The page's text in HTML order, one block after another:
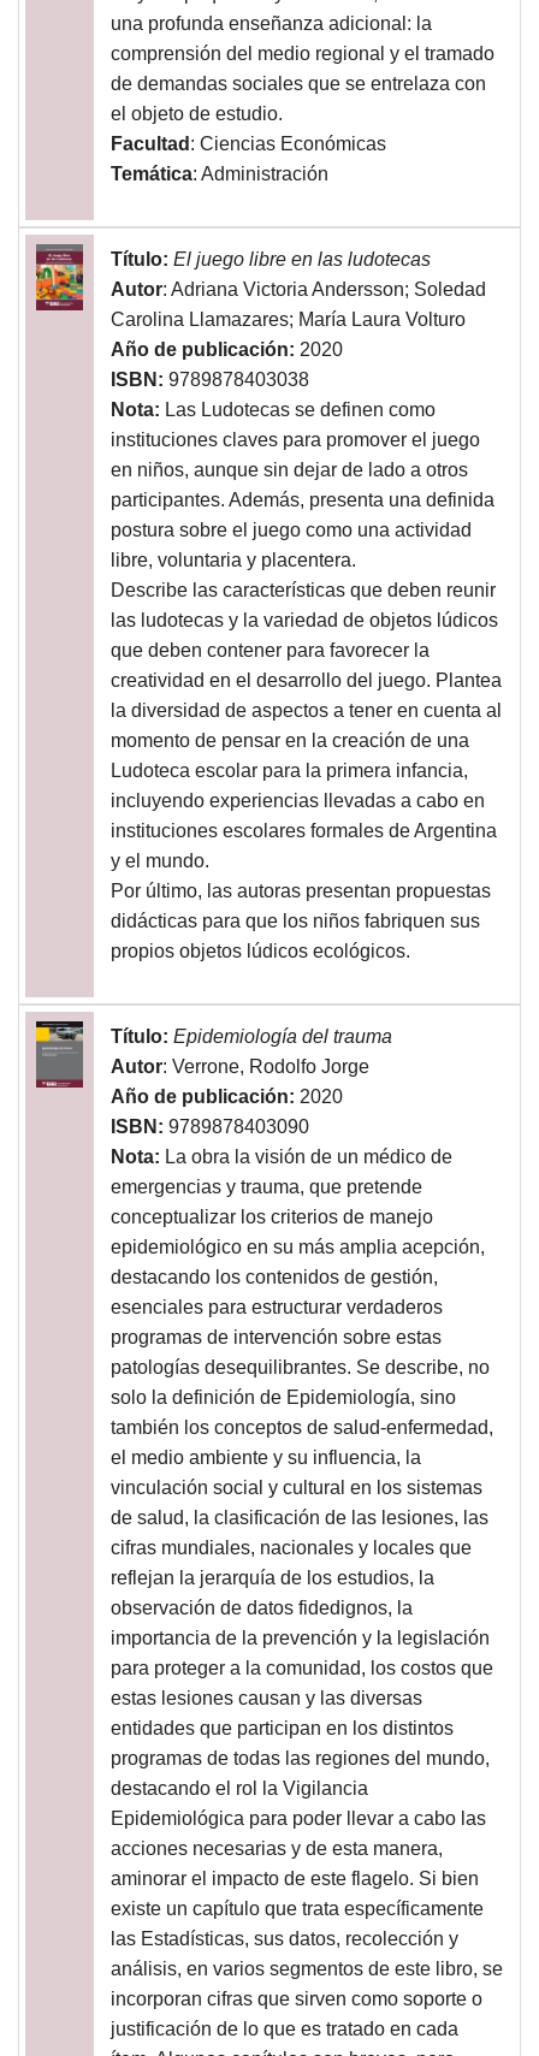
una profunda enseñanza adicional: la
comprensión del medio regional y el tramado
de demandas sociales que se entrelaza con
el objeto de estudio.
Facultad : Ciencias Económicas
Temática: Administración
Título: El juego libre en las ludotecas
Autor: Adriana Victoria Andersson; Soledad
Carolina Llamazares; María Laura Volturo
Año de publicación: 2020
ISBN: 9789878403038
Nota: Las Ludotecas se definen como
instituciones claves para promover el juego
en niños, aunque sin dejar de lado a otros
participantes. Además, presenta una definida
postura sobre el juego como una actividad
libre, voluntaria y placentera.
Describe las características que deben reunir
las ludotecas y la variedad de objetos lúdicos
que deben contener para favorecer la
creatividad en el desarrollo del juego. Plantea
la diversidad de aspectos a tener en cuenta al
momento de pensar en la creación de una
Ludoteca escolar para la primera infancia,
incluyendo experiencias llevadas a cabo en
instituciones escolares formales de Argentina
y el mundo.
Por último, las autoras presentan propuestas
didácticas para que los niños fabriquen sus
propios objetos lúdicos ecológicos.
Título: Epidemiología del trauma
Autor: Verrone, Rodolfo Jorge
Año de publicación: 2020
ISBN: 9789878403090
Nota: La obra la visión de un médico de
emergencias y trauma, que pretende
conceptualizar los criterios de manejo
epidemiológico en su más amplia acepción,
destacando los contenidos de gestión,
esenciales para estructurar verdaderos
programas de intervención sobre estas
patologías desequilibrantes. Se describe, no
solo la definición de Epidemiología, sino
también los conceptos de salud-enfermedad,
el medio ambiente y su influencia, la
vinculación social y cultural en los sistemas
de salud, la clasificación de las lesiones, las
cifras mundiales, nacionales y locales que
reflejan la jerarquía de los estudios, la
observación de datos fidedignos, la
importancia de la prevención y la legislación
para proteger a la comunidad, los costos que
estas lesiones causan y las diversas
entidades que participan en los distintos
programas de todas las regiones del mundo,
destacando el rol la Vigilancia
Epidemiológica para poder llevar a cabo las
acciones necesarias y de esta manera,
aminorar el impacto de este flagelo. Si bien
existe un capítulo que trata específicamente
las Estadísticas, sus datos, recolección y
análisis, en varios segmentos de este libro, se
incorporan cifras que sirven como soporte o
justificación de lo que es tratado en cada